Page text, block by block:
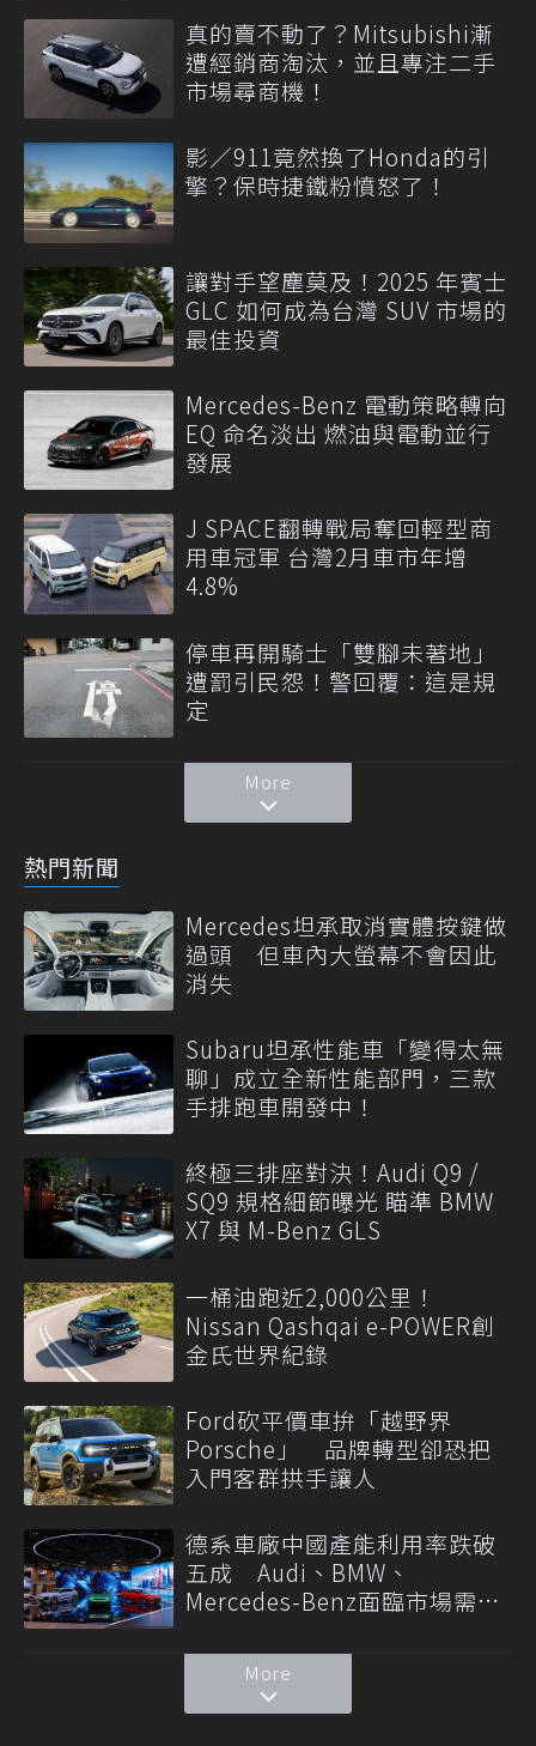
真的賣不動了？Mitsubishi漸
遭經銷商淘汰，並且專注二手
市場尋商機！
影／911竟然換了Honda的引
擎？保時捷鐵粉憤怒了！
讓對手望塵莫及！2025 年賓士
GLC 如何成為台灣 SUV 市場的
最佳投資
Mercedes-Benz 電動策略轉向
EQ 命名淡出 燃油與電動並行
發展
J SPACE翻轉戰局奪回輕型商
用車冠軍 台灣2月車市年增
4.8%
停車再開騎士「雙腳未著地」
遭罰引民怨！警回覆：這是規
定
More
熱門新聞
Mercedes坦承取消實體按鍵做
過頭 但車內大螢幕不會因此
消失
Subaru坦承性能車「變得太無
聊」成立全新性能部門，三款
手排跑車開發中！
終極三排座對決！Audi Q9 /
SQ9 規格細節曝光 瞄準 BMW
X7 與 M-Benz GLS
一桶油跑近2,000公里！
Nissan Qashqai e-POWER創
金氏世界紀錄
Ford砍平價車拚「越野界
Porsche」 品牌轉型卻恐把
入門客群拱手讓人
德系車廠中國產能利用率跌破
五成 Audi、BMW、
Mercedes-Benz面臨市場需求
More